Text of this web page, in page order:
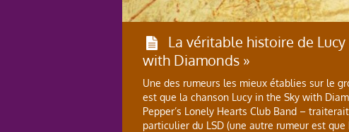
La véritable histoire de
with Diamonds »
Une des rumeurs les mieux établies sur le
est que la chanson Lucy in the Sky with
Pepper’s Lonely Hearts Club Band –
particulier du LSD (une autre rumeur est que